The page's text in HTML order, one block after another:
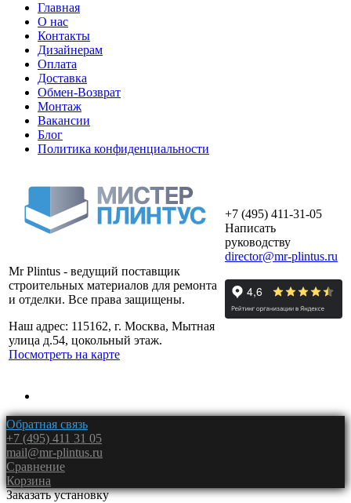
Главная
О нас
Контакты
Дизайнерам
Оплата
Доставка
Обмен-Возврат
Монтаж
Вакансии
Блог
Политика конфиденциальности
Mr Plintus - ведущий поставщик
строительных материалов для ремонта
и отделки. Все права защищены.
Наш адрес: 115162, г. Москва, Мытная
улица д.54, цокольный этаж.
Посмотреть на карте
+7 (495) 411-31-05
Написать
руководству
director@mr-plintus.ru
Обратная связь
+7 (495) 411 31 05
mail@mr-plintus.ru
Сравнение
Корзина
Заказать установку